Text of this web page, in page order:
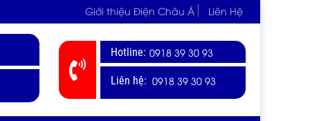
Giới thiệu Điện Châu Á Liên Hệ
Hotline: 0918 39 30 93
Liên hệ: 0918 39 30 93